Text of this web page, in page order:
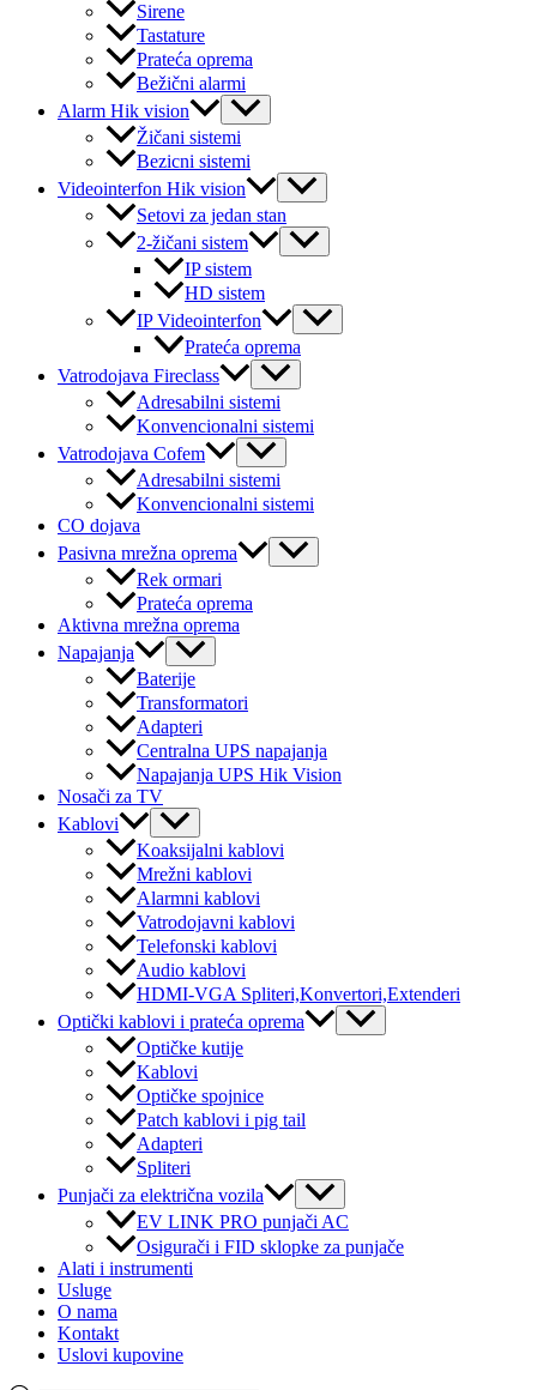
Sirene
Tastature
Prateća oprema
Bežični alarmi
Alarm Hik vision
Menu
Toggle
Žičani sistemi
Bezicni sistemi
Videointerfon Hik vision
Menu
Toggle
Setovi za jedan stan
2-žičani sistem
Menu
Toggle
IP sistem
HD sistem
IP Videointerfon
Menu
Toggle
Prateća oprema
Vatrodojava Fireclass
Menu
Toggle
Adresabilni sistemi
Konvencionalni sistemi
Vatrodojava Cofem
Menu
Toggle
Adresabilni sistemi
Konvencionalni sistemi
CO dojava
Pasivna mrežna oprema
Menu
Toggle
Rek ormari
Prateća oprema
Aktivna mrežna oprema
Napajanja
Menu
Toggle
Baterije
Transformatori
Adapteri
Centralna UPS napajanja
Napajanja UPS Hik Vision
Nosači za TV
Kablovi
Menu
Toggle
Koaksijalni kablovi
Mrežni kablovi
Alarmni kablovi
Vatrodojavni kablovi
Telefonski kablovi
Audio kablovi
HDMI-VGA Spliteri,Konvertori,Extenderi
Optički kablovi i prateća oprema
Menu
Toggle
Optičke kutije
Kablovi
Optičke spojnice
Patch kablovi i pig tail
Adapteri
Spliteri
Punjači za električna vozila
Menu
Toggle
EV LINK PRO punjači AC
Osigurači i FID sklopke za punjače
Alati i instrumenti
Usluge
O nama
Kontakt
Uslovi kupovine